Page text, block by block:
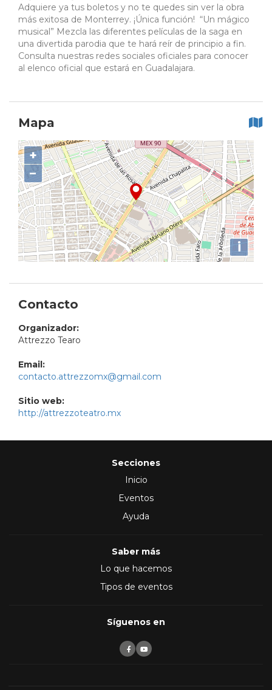
Adquiere ya tus boletos y no te quedes sin ver la obra
más exitosa de Monterrey. ¡Única función! “Un mágico
musical” Mezcla las diferentes películas de la saga en
una divertida parodia que te hará reír de principio a fin.
Consulta nuestras redes sociales oficiales para conocer
al elenco oficial que estará en Guadalajara.
Mapa
+
−
i
Contacto
Organizador:
Attrezzo Tearo
Email:
contacto.attrezzomx@gmail.com
Sitio web:
http://attrezzoteatro.mx
Secciones
Inicio
Eventos
Ayuda
Saber más
Lo que hacemos
Tipos de eventos
Síguenos en